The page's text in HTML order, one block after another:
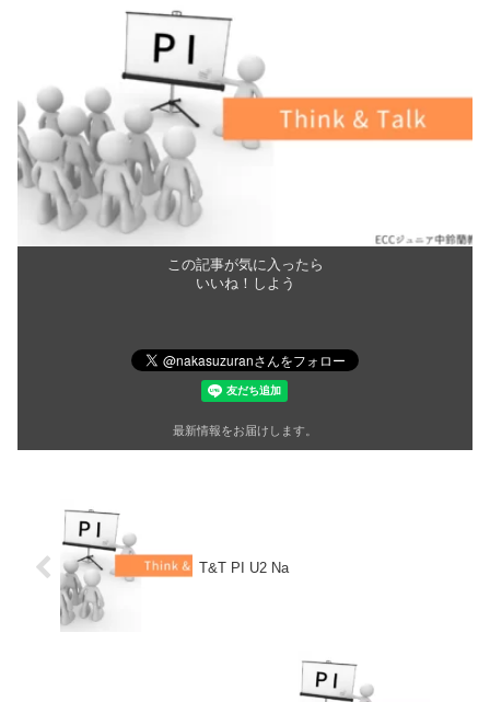
この記事が気に入ったら
いいね！しよう
最新情報をお届けします。
T&T PI U2 Na